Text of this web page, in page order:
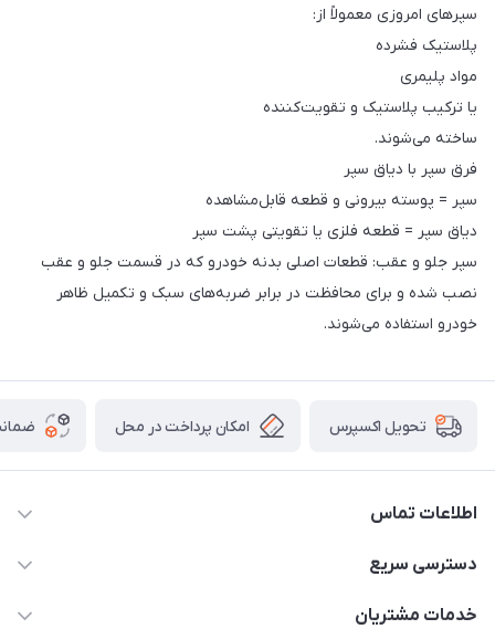
سپرهای امروزی معمولاً از:
پلاستیک فشرده
مواد پلیمری
یا ترکیب پلاستیک و تقویت‌کننده
ساخته می‌شوند.
فرق سپر با دیاق سپر
سپر = پوسته بیرونی و قطعه قابل‌مشاهده
دیاق سپر = قطعه فلزی یا تقویتی پشت سپر
سپر جلو و عقب: قطعات اصلی بدنه خودرو که در قسمت جلو و عقب
نصب شده و برای محافظت در برابر ضربه‌های سبک و تکمیل ظاهر
خودرو استفاده می‌شوند.
تحویل اکسپرس امکان پرداخت در محل
اطلاعات تماس
09021000855
دسترسی سریع
حساب کاربری
خدمات مشتریان